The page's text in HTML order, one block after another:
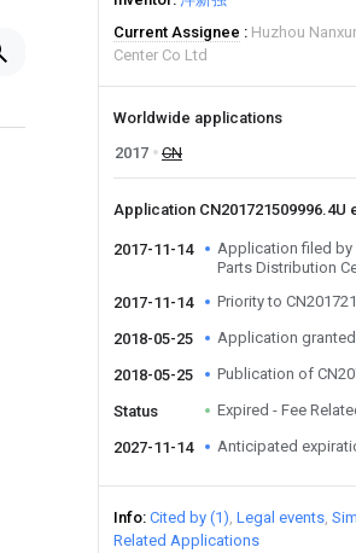
Current Assignee
Huzhou
Center Co Ltd
Worldwide applications
2017
CN
Application CN201721509996.4U
2017-11-14
Application filed by
Parts Distribution
2017-11-14
Priority to
2018-05-25 Application granted
2018-05-25 Publication of
Status Expired - Fee
2027-11-14 Anticipated
Info Cited by (1) Legal events
Related Applications